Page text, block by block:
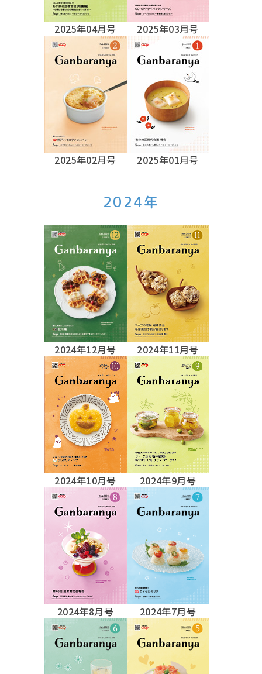
2025年04月号 2025年03月号
2025年02月号 2025年01月号
2024年
2024年12月号 2024年11月号
2024年10月号 2024年9月号
2024年8月号 2024年7月号